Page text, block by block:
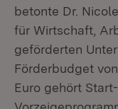
betonte Dr.
für Wirtschaft,
geförderten
Förderbudget
Euro gehört